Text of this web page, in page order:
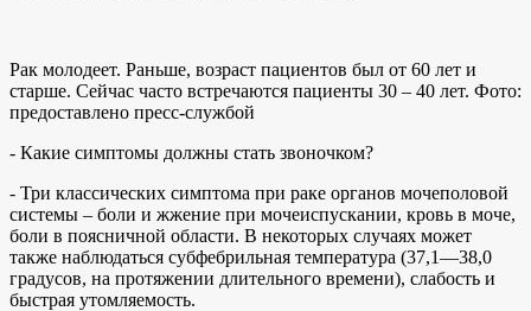
Рак молодеет. Раньше, возраст пациентов был от 60 лет и
старше. Сейчас часто встречаются пациенты 30 – 40 лет. Фото:
предоставлено пресс-службой
- Какие симптомы должны стать звоночком?
- Три классических симптома при раке органов мочеполовой
системы – боли и жжение при мочеиспускании, кровь в моче,
боли в поясничной области. В некоторых случаях может
также наблюдаться субфебрильная температура (37,1—38,0
градусов, на протяжении длительного времени), слабость и
быстрая утомляемость.